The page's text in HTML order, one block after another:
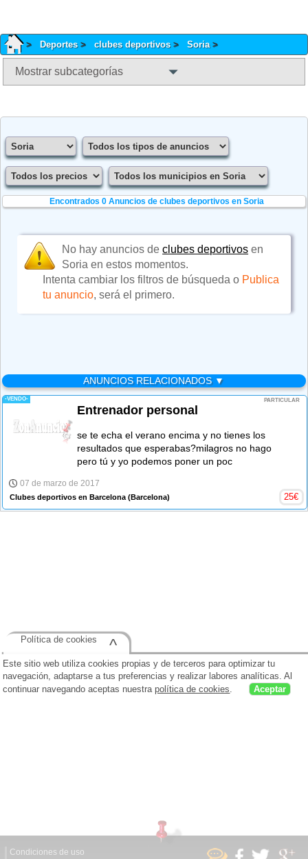
Deportes clubes deportivos Soria
Mostrar subcategorías
Encontrados 0Anuncios de clubes deportivos en Soria
No hay anuncios declubes deportivos en
Soria en estos momentos.
Intenta cambiar los filtros de búsqueda o Publica
tu anuncio, será el primero.
ANUNCIOS RELACIONADOS ▼
-VENDO- PARTICULAR
Entrenador personal
se te echa el verano encima y no tienes los
resultados que esperabas?milagros no hago
pero tú y yo podemos poner un poc
07 de marzo de 2017
Clubes deportivos en Barcelona (Barcelona) 25€
Condiciones de uso
Este sitio web utiliza cookies propias y de terceros para optimizar tu
navegación, adaptarse a tus preferencias y realizar labores analíticas. Al
continuar navegando aceptas nuestrapolítica de cookies Aceptar
Política de cookies ^